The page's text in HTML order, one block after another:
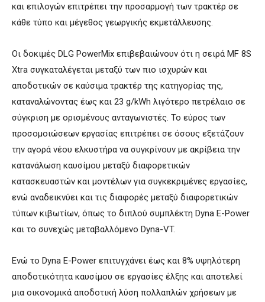
και επιλογών επιτρέπει την προσαρμογή των τρακτέρ σε
κάθε τύπο και μέγεθος γεωργικής εκμετάλλευσης.
Οι δοκιμές DLG PowerMix επιβεβαιώνουν ότι η σειρά MF 8S
Xtra συγκαταλέγεται μεταξύ των πιο ισχυρών και
αποδοτικών σε καύσιμα τρακτέρ της κατηγορίας της,
καταναλώνοντας έως και 23 g/kWh λιγότερο πετρέλαιο σε
σύγκριση με ορισμένους ανταγωνιστές. Το εύρος των
προσομοιώσεων εργασίας επιτρέπει σε όσους εξετάζουν
την αγορά νέου ελκυστήρα να συγκρίνουν με ακρίβεια την
κατανάλωση καυσίμου μεταξύ διαφορετικών
κατασκευαστών και μοντέλων για συγκεκριμένες εργασίες,
ενώ αναδεικνύει και τις διαφορές μεταξύ διαφορετικών
τύπων κιβωτίων, όπως το διπλού συμπλέκτη Dyna E-Power
και το συνεχώς μεταβαλλόμενο Dyna-VT.
Ενώ το Dyna E-Power επιτυγχάνει έως και 8% υψηλότερη
αποδοτικότητα καυσίμου σε εργασίες έλξης και αποτελεί
μια οικονομικά αποδοτική λύση πολλαπλών χρήσεων με